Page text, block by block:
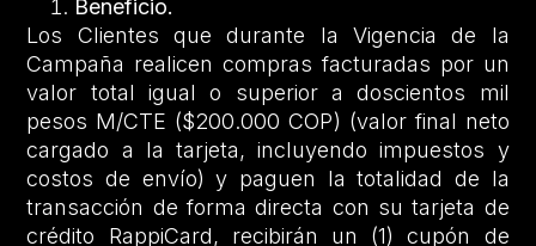
Beneficio.
Los Clientes que durante la Vigencia de la
Campaña realicen compras facturadas por un
valor total igual o superior a doscientos mil
pesos M/CTE ($200.000 COP) (valor final neto
cargado a la tarjeta, incluyendo impuestos y
costos de envío) y paguen la totalidad de la
transacción de forma directa con su tarjeta de
crédito RappiCard, recibirán un (1) cupón de